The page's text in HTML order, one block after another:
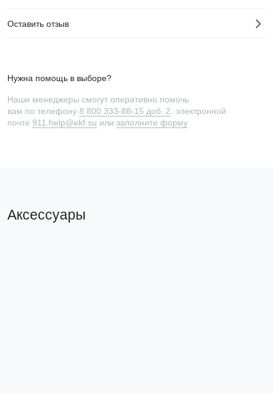
Оставить отзыв
Нужна помощь в выборе?
Наши менеджеры смогут оперативно помочь
вам по телефону 8 800 333-88-15 доб. 2 , электронной
почте 911.help@ekf.su или заполните форму
Аксессуары